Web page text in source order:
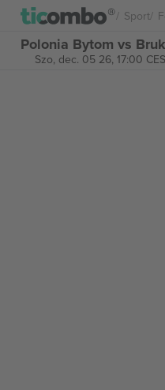
Sport
Polonia Bytom vs
Szo, dec. 05 26, 17:00